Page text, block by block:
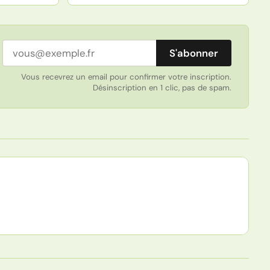
Adresse email S'abonner
Vous recevrez un email pour confirmer votre inscription.
Désinscription en 1 clic, pas de spam.